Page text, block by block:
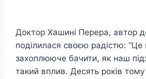
Доктор Хашині Перера, автор
поділилася своєю радістю: “Це
захоплююче бачити, як наш
такий вплив. Десять років